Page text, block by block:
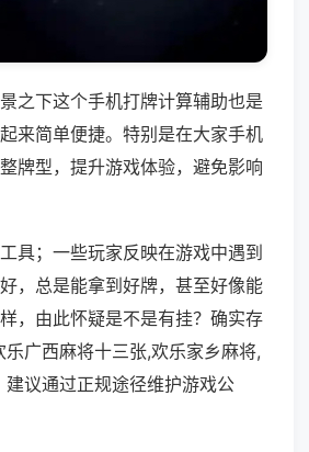
之下这个手机打牌计算辅助也是
来简单便捷。特别是在大家手机
牌型，提升游戏体验，避免影响
具；一些玩家反映在游戏中遇到
，总是能拿到好牌，甚至好像能
，由此怀疑是不是有挂？确实存
广西麻将十三张,欢乐家乡麻将,
议通过正规途径维护游戏公